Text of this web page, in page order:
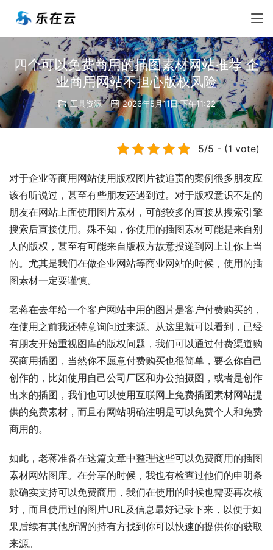
四个可以免费商用的插图素材网站推荐 企
业商用网站不担心版权风险
工具资源 2026年5月11日 下午11:22
5/5 - (1 vote)
对于企业等商用网站使用版权图片被追责的案例很多朋友应
该有听说过，甚至有些朋友还遇到过。对于版权意识不足的
朋友在网站上面使用图片素材，可能较多的直接从搜索引擎
搜索后直接使用。殊不知，你使用的插图素材可能是来自别
人的版权，甚至有可能来自版权方故意投递到网上让你上当
的。尤其是我们在做企业网站等商业网站的时候，使用的插
图素材一定要谨慎。
老蒋在去年给一个客户网站中用的图片是客户付费购买的，
在使用之前我还特意询问过来源。从这里就可以看到，已经
有朋友开始重视图库的版权问题，我们可以通过付费渠道购
买商用插图，当然你不愿意付费购买也很简单，要么你自己
创作的，比如使用自己公司厂区和办公拍摄图，或者是创作
出来的插图，我们也可以使用互联网上免费插图素材网站提
供的免费素材，而且有网站明确注明是可以免费个人和免费
商用的。
如此，老蒋准备在这篇文章中整理这些可以免费商用的插图
素材网站图库。在分享的时候，我也有检查过他们的申明条
款确实支持可以免费商用，我们在使用的时候也需要再次核
对，而且使用过的图片URL及信息最好记录下来，以便于如
果后续有其他所谓的持有方找到你可以快速的提供你的获取
来源。